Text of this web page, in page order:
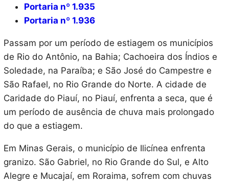
Portaria nº 1.935
Portaria nº 1.936
Passam por um período de estiagem os municípios
de Rio do Antônio, na Bahia; Cachoeira dos Índios e
Soledade, na Paraíba; e São José do Campestre e
São Rafael, no Rio Grande do Norte. A cidade de
Caridade do Piauí, no Piauí, enfrenta a seca, que é
um período de ausência de chuva mais prolongado
do que a estiagem.
Em Minas Gerais, o município de Ilicínea enfrenta
granizo. São Gabriel, no Rio Grande do Sul, e Alto
Alegre e Mucajaí, em Roraima, sofrem com chuvas